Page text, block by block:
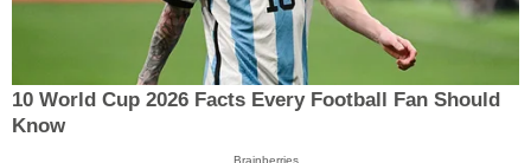
10 World Cup 2026 Facts Every Football Fan Should
Know
Brainberries